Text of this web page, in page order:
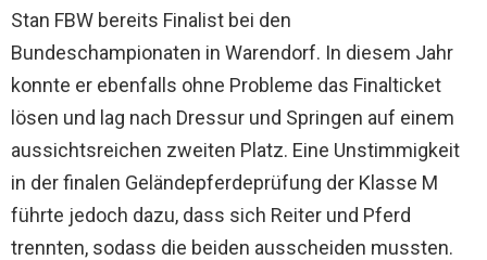
Stan FBW bereits Finalist bei den
Bundeschampionaten in Warendorf. In diesem Jahr
konnte er ebenfalls ohne Probleme das Finalticket
lösen und lag nach Dressur und Springen auf einem
aussichtsreichen zweiten Platz. Eine Unstimmigkeit
in der finalen Geländepferdeprüfung der Klasse M
führte jedoch dazu, dass sich Reiter und Pferd
trennten, sodass die beiden ausscheiden mussten.